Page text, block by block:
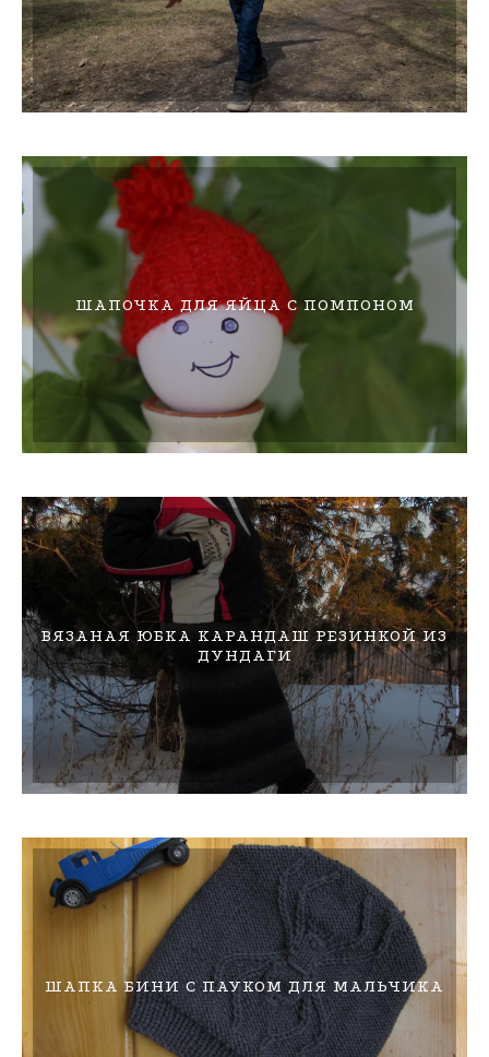
ШАПОЧКА ДЛЯ ЯЙЦА С ПОМПОНОМ
ВЯЗАНАЯ ЮБКА КАРАНДАШ РЕЗИНКОЙ ИЗ
ДУНДАГИ
ШАПКА БИНИ С ПАУКОМ ДЛЯ МАЛЬЧИКА